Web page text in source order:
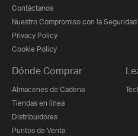
Contáctanos
Nuestro Compromiso con la Seguridad
Privacy Policy
Cookie Policy
Dónde Comprar
Almacenes de Cadena
Tiendas en línea
Distribuidores
Puntos de Venta